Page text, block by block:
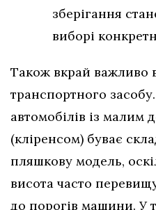
зберігання
виборі
Також вкрай важливо
транспортного
автомобілів із малим
(кліренсом) буває
пляшкову модель,
висота часто
до порогів машини. У